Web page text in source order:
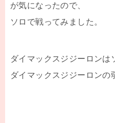
が気になったので、
ソロで戦ってみました。
ダイマックスジジーロンは
ダイマックスジジーロンの